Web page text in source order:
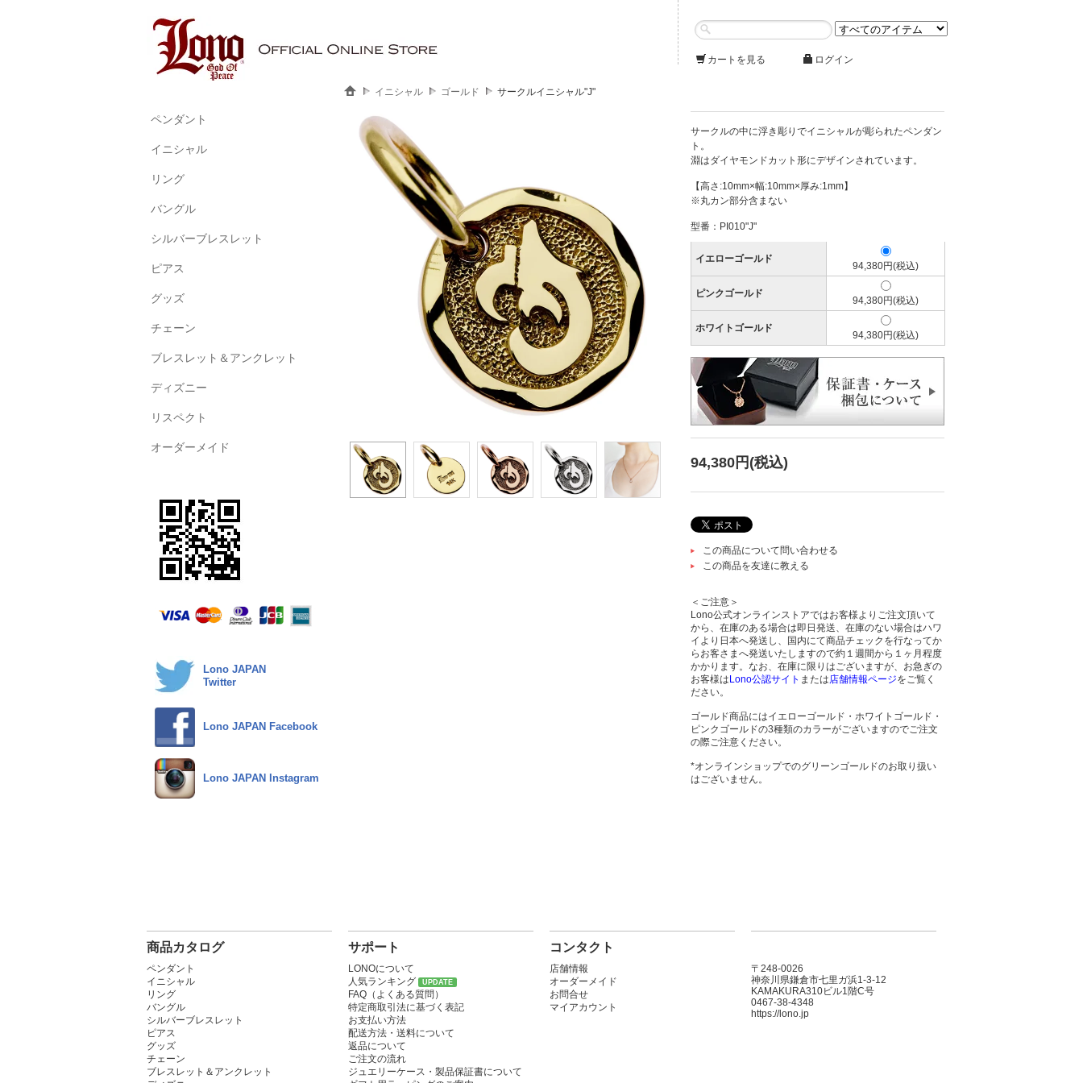
カートを見る ログイン
ペンダント
イニシャル
リング
バングル
シルバーブレスレット
ピアス
グッズ
チェーン
ブレスレット＆アンクレット
ディズニー
リスペクト
オーダーメイド
Lono JAPAN
Twitter
Lono JAPAN Facebook
Lono JAPAN Instagram
イニシャル ゴールド サークルイニシャル"J"
サークルの中に浮き彫りでイニシャルが彫られたペンダン
ト。
淵はダイヤモンドカット形にデザインされています。
【高さ:10mm×幅:10mm×厚み:1mm】
※丸カン部分含まない
型番：PI010"J"
イエローゴールド
94,380円(税込)
ピンクゴールド
94,380円(税込)
ホワイトゴールド
94,380円(税込)
94,380円(税込)
この商品について問い合わせる
この商品を友達に教える
＜ご注意＞
Lono公式オンラインストアではお客様よりご注文頂いて
から、在庫のある場合は即日発送、在庫のない場合はハワ
イより日本へ発送し、国内にて商品チェックを行なってか
らお客さまへ発送いたしますので約１週間から１ヶ月程度
かかります。なお、在庫に限りはございますが、お急ぎの
お客様は Lono公認サイト または店舗情報ページをご覧く
ださい。
ゴールド商品にはイエローゴールド・ホワイトゴールド・
ピンクゴールドの3種類のカラーがございますのでご注文
の際ご注意ください。
*オンラインショップでのグリーンゴールドのお取り扱い
はございません。
商品カタログ
ペンダント
イニシャル
リング
バングル
シルバーブレスレット
ピアス
グッズ
チェーン
ブレスレット＆アンクレット
サポート
LONOについて
人気ランキング
UPDATE
FAQ（よくある質問）
特定商取引法に基づく表記
お支払い方法
配送方法・送料について
返品について
ご注文の流れ
ジュエリーケース・製品保証書について
コンタクト
店舗情報
オーダーメイド
お問合せ
マイアカウント
〒248-0026
神奈川県鎌倉市七里ガ浜1-3-12
KAMAKURA310ビル1階C号
0467-38-4348
https://lono.jp